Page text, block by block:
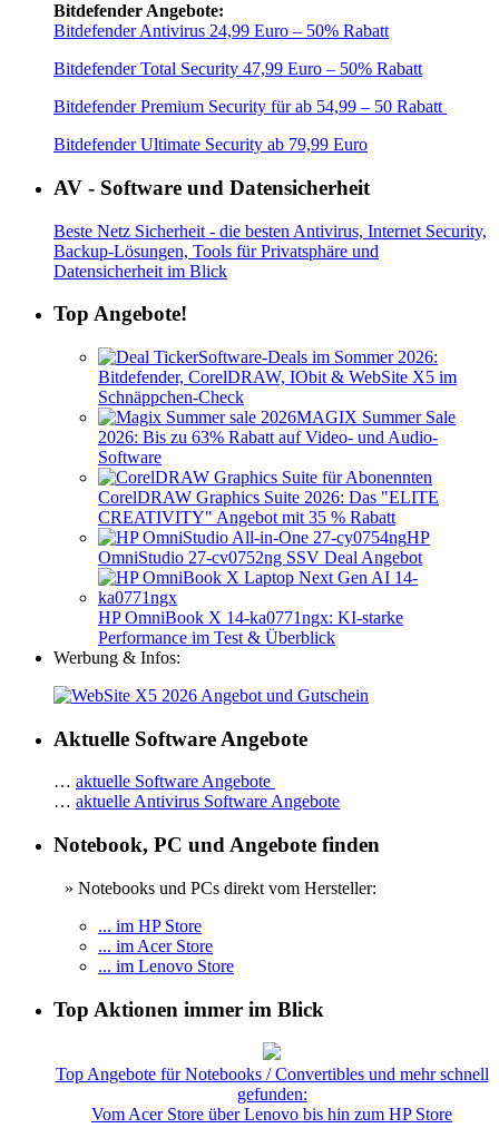
Bitdefender Angebote:
Bitdefender Antivirus 24,99 Euro – 50% Rabatt
Bitdefender Total Security 47,99 Euro – 50% Rabatt
Bitdefender Premium Security für ab 54,99 – 50 Rabatt
Bitdefender Ultimate Security ab 79,99 Euro
AV - Software und Datensicherheit
Beste Netz Sicherheit - die besten Antivirus, Internet Security,
Backup-Lösungen, Tools für Privatsphäre und
Datensicherheit im Blick
Top Angebote!
Software-Deals im Sommer 2026:
Bitdefender, CorelDRAW, IObit & WebSite X5 im
Schnäppchen-Check
MAGIX Summer Sale
2026: Bis zu 63% Rabatt auf Video- und Audio-
Software
CorelDRAW Graphics Suite 2026: Das "ELITE
CREATIVITY" Angebot mit 35 % Rabatt
HP
OmniStudio 27-cv0752ng SSV Deal Angebot
HP OmniBook X 14-ka0771ngx: KI-starke
Performance im Test & Überblick
Werbung & Infos:
Aktuelle Software Angebote
… aktuelle Software Angebote
… aktuelle Antivirus Software Angebote
Notebook, PC und Angebote finden
» Notebooks und PCs direkt vom Hersteller:
... im HP Store
... im Acer Store
... im Lenovo Store
Top Aktionen immer im Blick
Top Angebote für Notebooks / Convertibles und mehr schnell
gefunden:
Vom Acer Store über Lenovo bis hin zum HP Store